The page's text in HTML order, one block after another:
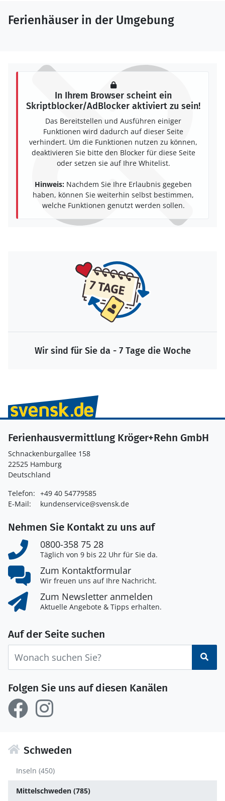
Ferienhäuser in der Umgebung
In Ihrem Browser scheint ein
Skriptblocker/AdBlocker aktiviert zu sein!
Das Bereitstellen und Ausführen einiger
Funktionen wird dadurch auf dieser Seite
verhindert. Um die Funktionen nutzen zu können,
deaktivieren Sie bitte den Blocker für diese Seite
oder setzen sie auf Ihre Whitelist.
Hinweis: Nachdem Sie Ihre Erlaubnis gegeben
haben, können Sie weiterhin selbst bestimmen,
welche Funktionen genutzt werden sollen.
Wir sind für Sie da - 7 Tage die Woche
Ferienhausvermittlung Kröger+Rehn GmbH
Schnackenburgallee 158
22525 Hamburg
Deutschland
Telefon: +49 40 54779585
E-Mail:
kundenservice@svensk.de
Nehmen Sie Kontakt zu uns auf
0800-358 75 28
Täglich von 9 bis 22 Uhr für Sie da.
Zum Kontaktformular
Wir freuen uns auf Ihre Nachricht.
Zum Newsletter anmelden
Aktuelle Angebote & Tipps erhalten.
Auf der Seite suchen
Folgen Sie uns auf diesen Kanälen
Schweden
Inseln (450)
Mittelschweden (785)